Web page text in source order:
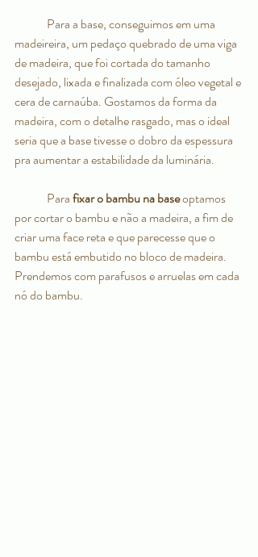
madeireira, um pedaço quebrado de uma viga
de madeira, que foi cortada do tamanho
desejado, lixada e finalizada com óleo vegetal e
cera de carnaúba. Gostamos da forma da
madeira, com o detalhe rasgado, mas o ideal
seria que a base tivesse o dobro da espessura
pra aumentar a estabilidade da luminária.
	Para
fixar o bambu na base optamos
por cortar o bambu e não a madeira, a fim de
criar uma face reta e que parecesse que o
bambu está embutido no bloco de madeira.
Prendemos com parafusos e arruelas em cada
nó do bambu.